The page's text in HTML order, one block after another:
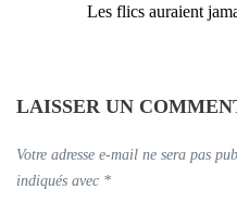
Les flics auraient
LAISSER UN
Votre adresse e-mail ne sera pas
indiqués avec *